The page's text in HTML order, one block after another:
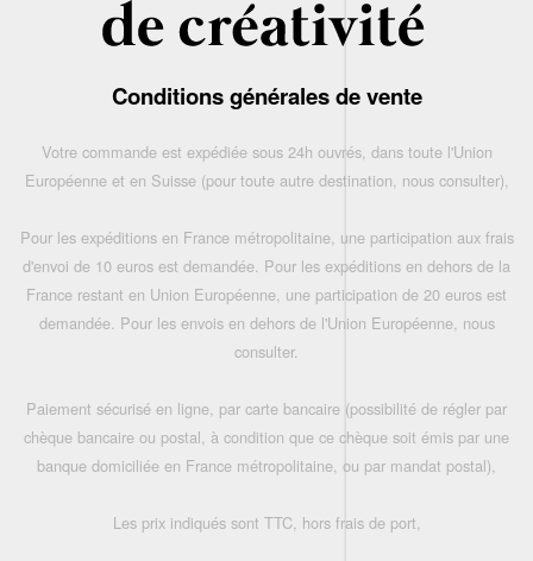
Conditions générales de vente
Votre commande est expédiée sous 24h ouvrés, dans toute l'Union
Européenne et en Suisse (pour toute autre destination, nous consulter),
Pour les expéditions en France métropolitaine, une participation aux frais
d'envoi de 10 euros est demandée. Pour les expéditions en dehors de la
France restant en Union Européenne, une participation de 20 euros est
demandée. Pour les envois en dehors de l'Union Européenne, nous
consulter.
Paiement sécurisé en ligne, par carte bancaire (possibilité de régler par
chèque bancaire ou postal, à condition que ce chèque soit émis par une
banque domiciliée en France métropolitaine, ou par mandat postal),
Les prix indiqués sont TTC, hors frais de port,